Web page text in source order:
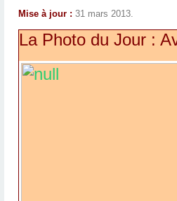
Mise à jour : 31 mars 2013.
La Photo du Jour :